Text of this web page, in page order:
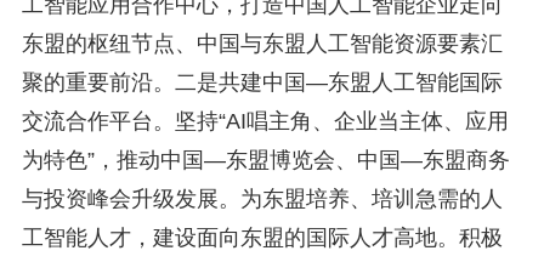
东盟的枢纽节点、中国与东盟人工智能资源要素汇
聚的重要前沿。二是共建中国—东盟人工智能国际
交流合作平台。坚持“AI唱主角、企业当主体、应用
为特色”，推动中国—东盟博览会、中国—东盟商务
与投资峰会升级发展。为东盟培养、培训急需的人
工智能人才，建设面向东盟的国际人才高地。积极